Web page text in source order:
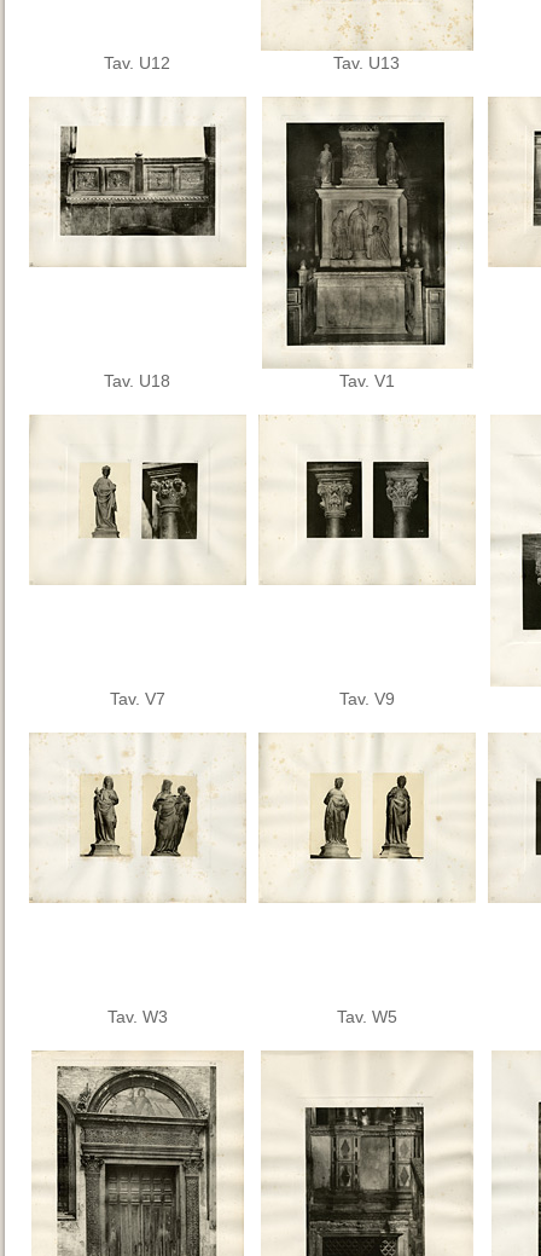
Tav. U12 Tav. U13
Tav. U18 Tav. V1
Tav. V7 Tav. V9
Tav. W3 Tav. W5